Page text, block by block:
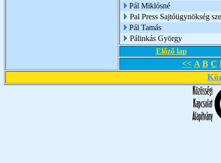
Pál Miklósné
Pal Press Sajtóügynökség
Pál Tamás
Pálinkás György
Előző lap
<< A B C